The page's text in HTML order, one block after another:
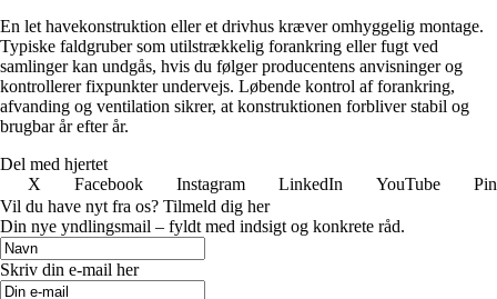
En let havekonstruktion eller et drivhus kræver omhyggelig montage.
Typiske faldgruber som utilstrækkelig forankring eller fugt ved
samlinger kan undgås, hvis du følger producentens anvisninger og
kontrollerer fixpunkter undervejs. Løbende kontrol af forankring,
afvanding og ventilation sikrer, at konstruktionen forbliver stabil og
brugbar år efter år.
Del med hjertet
X
Facebook Instagram LinkedIn YouTube
Vil du have nyt fra os? Tilmeld dig her
Din nye yndlingsmail – fyldt med indsigt og konkrete råd.
Skriv din e-mail her